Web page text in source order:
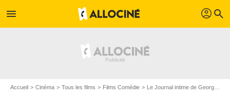
menu profil search
Accueil Cinéma Tous les films Films Comédie Le Journal intime de Georgia Nicholson